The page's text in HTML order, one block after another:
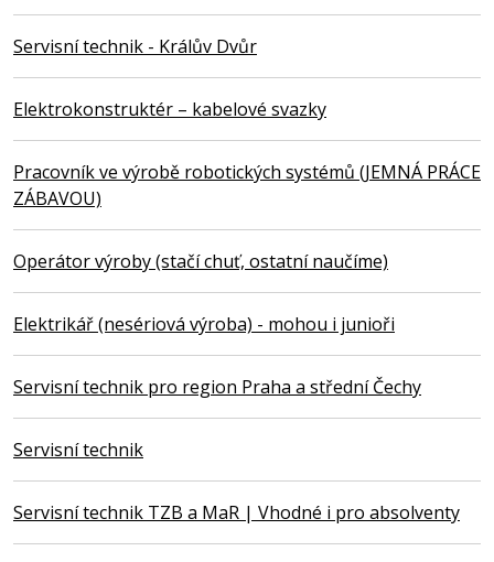
Servisní technik - Králův Dvůr
Elektrokonstruktér – kabelové svazky
Pracovník ve výrobě robotických systémů (JEMNÁ PRÁCE
ZÁBAVOU)
Operátor výroby (stačí chuť, ostatní naučíme)
Elektrikář (nesériová výroba) - mohou i junioři
Servisní technik pro region Praha a střední Čechy
Servisní technik
Servisní technik TZB a MaR | Vhodné i pro absolventy